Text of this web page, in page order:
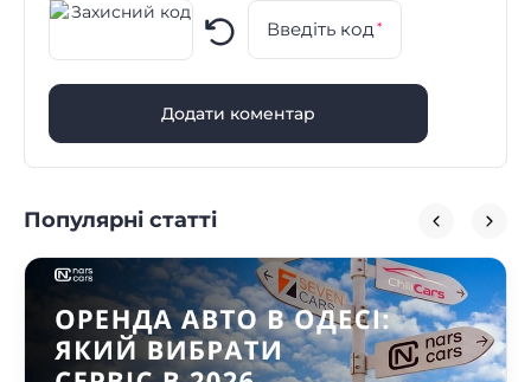
Введіть код *
Додати коментар
Популярні статті